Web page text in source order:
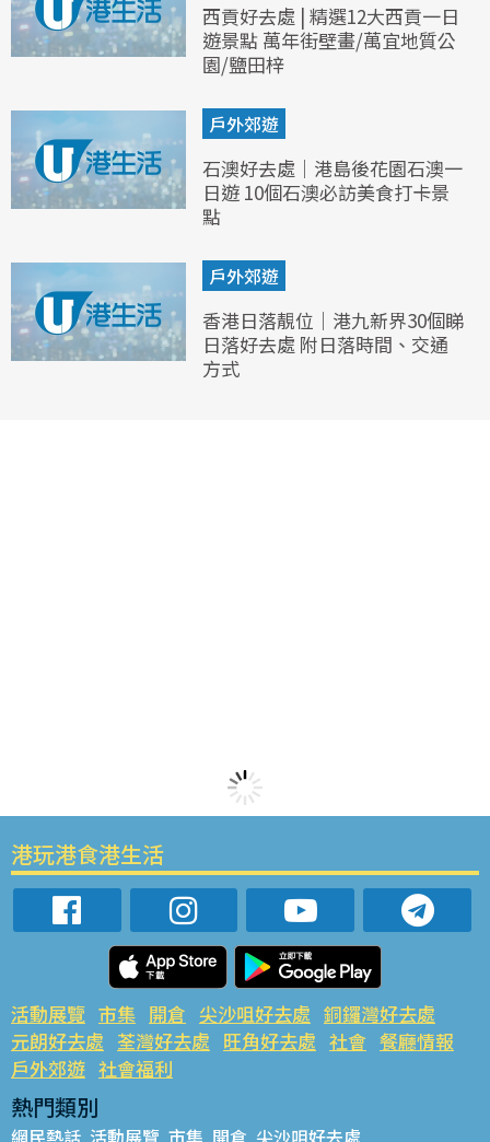
西貢好去處 | 精選12大西貢一日
遊景點 萬年街壁畫/萬宜地質公
園/鹽田梓
戶外郊遊
石澳好去處｜港島後花園石澳一
日遊 10個石澳必訪美食打卡景
點
戶外郊遊
香港日落靚位｜港九新界30個睇
日落好去處 附日落時間、交通
方式
港玩港食港生活
活動展覽 市集 開倉 尖沙咀好去處 銅鑼灣好去處
元朗好去處 荃灣好去處 旺角好去處 社會 餐廳情報
戶外郊遊 社會福利
熱門類別
網民熱話 活動展覽 市集 開倉 尖沙咀好去處